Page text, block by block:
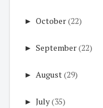
► October(22)
► September(22)
► August(29)
► July(35)